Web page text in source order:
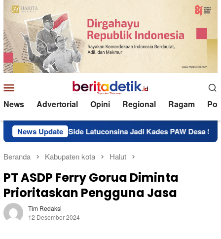
Loncat
ke
konten
Mobile
News Advertorial Opini Regional Ragam
News Update
Side Latuconsina Jadi Kades PAW Desa Sabala
Beranda Kabupaten kota Halut
PT ASDP Ferry Gorua Diminta
Prioritaskan Pengguna Jasa
Tim Redaksi
12 Desember 2024